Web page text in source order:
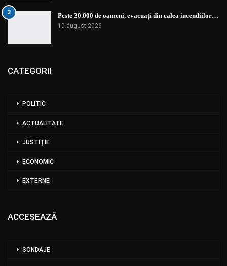
3 Peste 20.000 de oameni, evacuați din calea incendiilor…
10 august 2026
CATEGORII
POLITIC
ACTUALITATE
JUSTIȚIE
ECONOMIC
EXTERNE
ACCESEAZĂ
SONDAJE